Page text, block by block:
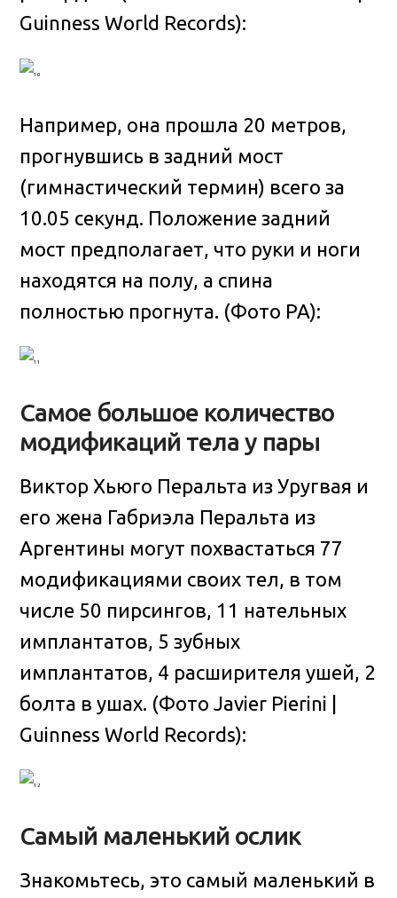
Guinness World Records):
Например, она прошла 20 метров,
прогнувшись в задний мост
(гимнастический термин) всего за
10.05 секунд. Положение задний
мост предполагает, что руки и ноги
находятся на полу, а спина
полностью прогнута. (Фото PA):
Самое большое количество
модификаций тела у пары
Виктор Хьюго Перальта из Уругвая и
его жена Габриэла Перальта из
Аргентины могут похвастаться 77
модификациями своих тел, в том
числе 50 пирсингов, 11 нательных
имплантатов, 5 зубных
имплантатов, 4 расширителя ушей, 2
болта в ушах. (Фото Javier Pierini |
Guinness World Records):
Самый маленький ослик
Знакомьтесь, это самый маленький в